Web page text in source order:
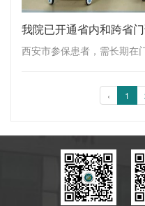
我院已开通省内和跨省
‹ 1